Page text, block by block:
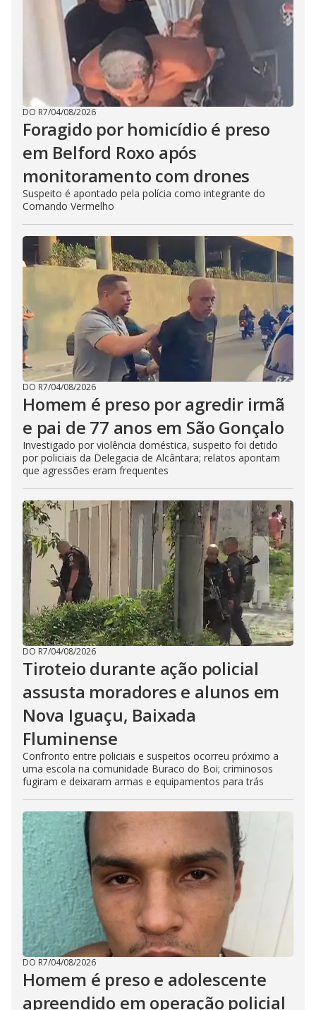
DO R7/04/08/2026
Foragido por homicídio é preso
em Belford Roxo após
monitoramento com drones
Suspeito é apontado pela polícia como integrante do
Comando Vermelho
DO R7/04/08/2026
Homem é preso por agredir irmã
e pai de 77 anos em São Gonçalo
Investigado por violência doméstica, suspeito foi detido
por policiais da Delegacia de Alcântara; relatos apontam
que agressões eram frequentes
DO R7/04/08/2026
Tiroteio durante ação policial
assusta moradores e alunos em
Nova Iguaçu, Baixada
Fluminense
Confronto entre policiais e suspeitos ocorreu próximo a
uma escola na comunidade Buraco do Boi; criminosos
fugiram e deixaram armas e equipamentos para trás
DO R7/04/08/2026
Homem é preso e adolescente
apreendido em operação policial